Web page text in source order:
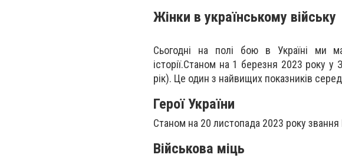
Жінки в українському війську
Сьогодні на полі бою в Україні ми
історії.Станом на 1 березня 2023 року у
рік). Це один з найвищих показників
Герої України
Станом на 20 листопада 2023 року звання
Військова міць